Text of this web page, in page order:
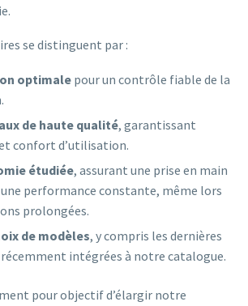
se distinguent par :
optimale pour un contrôle fiable de la
de haute qualité, garantissant
confort d’utilisation.
étudiée, assurant une prise en main
performance constante, même lors
prolongées.
de modèles, y compris les dernières
intégrées à notre catalogue.
pour objectif d’élargir notre